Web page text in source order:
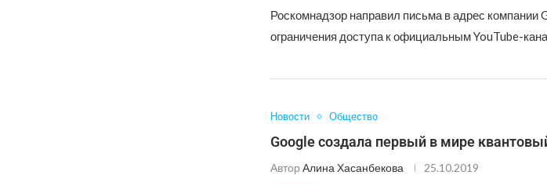
Роскомнадзор направил письма в адрес компании
ограничения доступа к официальным YouTube-
Новости Общество
Google создала первый в мире
Автор Алина Хасанбекова 25.10.2019